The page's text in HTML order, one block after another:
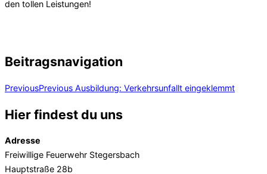
den tollen Leistungen!
Beitragsnavigation
PreviousPrevious Ausbildung: Verkehrsunfallt eingeklemmt
Hier findest du uns
Adresse
Freiwillige Feuerwehr Stegersbach
Hauptstraße 28b